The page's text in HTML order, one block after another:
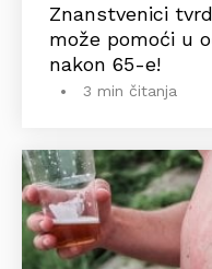
Znanstvenici
može pomoći u
nakon 65-e!
3 min čitanja